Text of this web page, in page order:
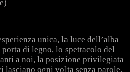
unica, la luce dell’alba
di legno, lo spettacolo del
a noi, la posizione privilegiata
lasciano ogni volta senza parole.